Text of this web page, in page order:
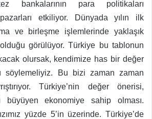
bankalarının para politikaları
etkiliyor. Dünyada yılın ilk
ve birleşme işlemlerinde yaklaşık
görülüyor. Türkiye bu tablonun
olursak, kendimize has bir değer
söylemeliyiz. Bu bizi zaman zaman
Türkiye’nin değer önerisi,
büyüyen ekonomiye sahip olması.
yüzde 5’in üzerinde. Türkiye’de